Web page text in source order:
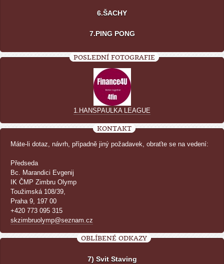
6.ŠACHY
7.PING PONG
POSLEDNÍ FOTOGRAFIE
1.HANSPAULKA LEAGUE
KONTAKT
Máte-li dotaz, návrh, případně jiný požadavek, obraťte se na vedení:
Předseda
Bc. Marandici Evgenij
IK ČMP Zimbru Olymp
Toužimská 108/39,
Praha 9, 197 00
+420 773 095 315
skzimbruolymp@seznam.cz
OBLÍBENÉ ODKAZY
7) Svit Staving